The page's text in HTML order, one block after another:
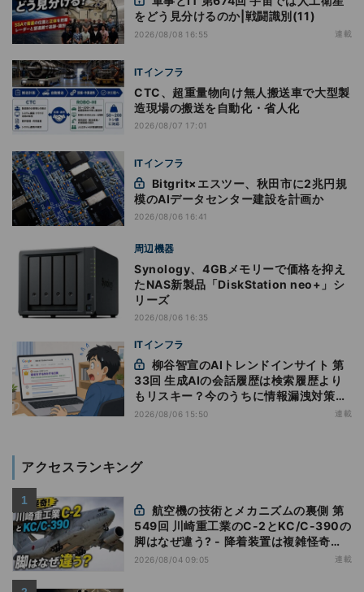
をどう見分けるのか|戦闘識別(11)
2026/08/08 16:55 連載
ITインフラ
CTC、超重量物向け無人搬送車で大型製
造現場の搬送を自動化・省人化
2026/08/07 17:01
ITインフラ
模のAIデータセンター建設を計画か
2026/08/06 16:41
周辺機器
Synology、4GBメモリーで価格を抑え
たNAS新製品「DiskStation neo+」シ
リーズ
2026/08/06 16:35
ITインフラ
33回 生成AIの会話履歴は検索履歴より
もリスキー？今のうちに情報漏洩対策を
万全にしておこう
2026/08/06 15:50 連載
アクセスランキング
549回 川崎重工業のC-2とKC/C-390の
脚はなぜ違う? - 降着装置は複雑怪奇
(5)|軍用輸送機(10)
2026/08/04 09:05 連載